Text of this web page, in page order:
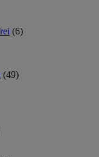
(6)
(49)